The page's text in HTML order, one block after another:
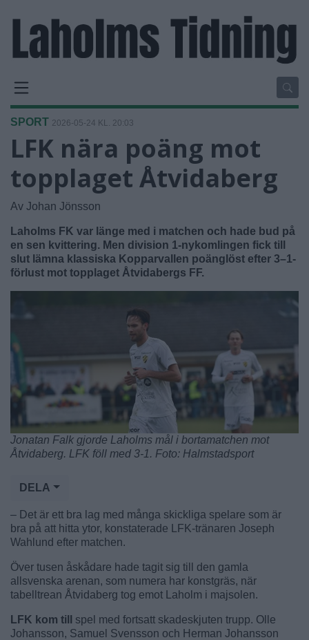
SPORT 2026-05-24 KL. 20:03
LFK nära poäng mot
topplaget Åtvidaberg
Av Johan Jönsson
Laholms FK var länge med i matchen och hade bud på
en sen kvittering. Men division 1-nykomlingen fick till
slut lämna klassiska Kopparvallen poänglöst efter 3–1-
förlust mot topplaget Åtvidabergs FF.
Jonatan Falk gjorde Laholms mål i bortamatchen mot
Åtvidaberg. LFK föll med 3-1. Foto: Halmstadsport
DELA
– Det är ett bra lag med många skickliga spelare som är
bra på att hitta ytor, konstaterade LFK-tränaren Joseph
Wahlund efter matchen.
Över tusen åskådare hade tagit sig till den gamla
allsvenska arenan, som numera har konstgräs, när
tabelltrean Åtvidaberg tog emot Laholm i majsolen.
LFK kom till spel med fortsatt skadeskjuten trupp. Olle
Johansson, Samuel Svensson och Herman Johansson